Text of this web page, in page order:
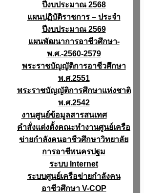
ปีงบประมาณ 2568
แผนปฏิบัติราชการ – ประจำ
ปีงบประมาณ 2569
แผนพัฒนาการอาชีวศึกษา-
พ.ศ.-2560-2579
พระราชบัญญัติการอาชีวศึกษา
พ.ศ.2551
พระราชบัญญัติการศึกษาแห่งชาติ
พ.ศ.2542
งานศูนย์ข้อมูลสารสนเทศ
คำสั่งแต่งตั้งคณะทำงานศูนย์เครือ
ข่ายกำลังคนอาชีวศึกษาวิทยาลัย
การอาชีพนครปฐม
ระบบ Internet
ระบบศูนย์เครือข่ายกำลังคน
อาชีวศึกษา V-COP